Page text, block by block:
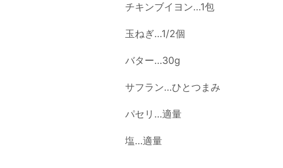
チキンブイヨン…1包
玉ねぎ…1/2個
バター…30g
サフラン…ひとつまみ
パセリ…適量
塩…適量